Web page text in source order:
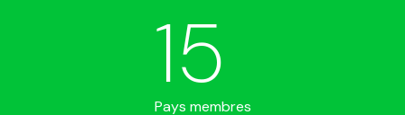
Pays membres
15